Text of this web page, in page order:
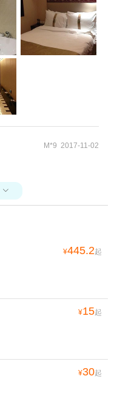
M*9 2017-11-02

¥445.2起
¥15起
¥30起